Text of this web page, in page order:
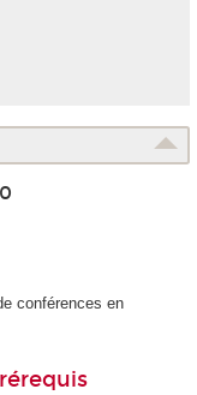
conférences en